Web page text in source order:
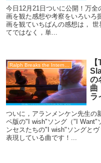
今日12月21日ついに公開！万
画を観た感想や考察をいろい
画を観ていちばんの感想は，
てではなく，単...
の
曲
ラ
ついに，アランメンケン先生の
ペ版の"I wish"ソング（"I Want"
ンセスたちの"I wish"ソングと
表現している曲です！...